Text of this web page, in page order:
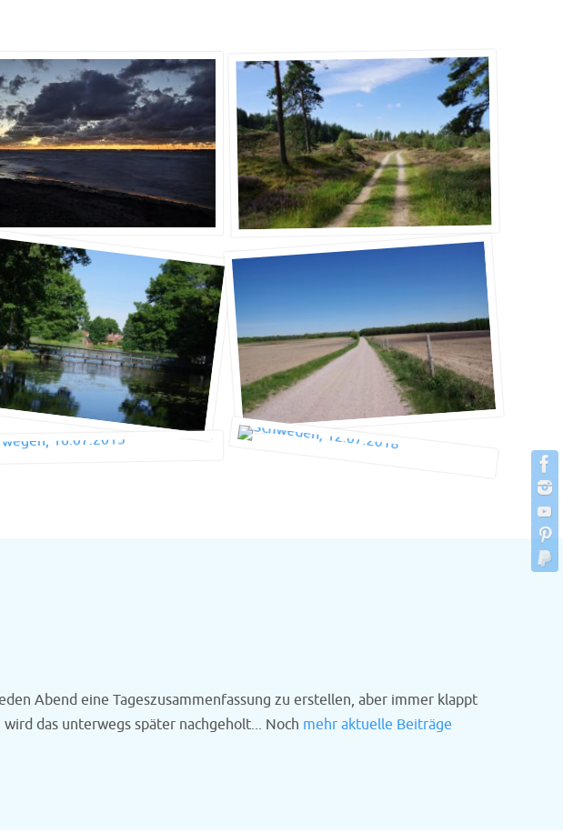
Abend eine Tageszusammenfassung zu erstellen, aber immer klappt
das unterwegs später nachgeholt... Noch mehr aktuelle Beiträge